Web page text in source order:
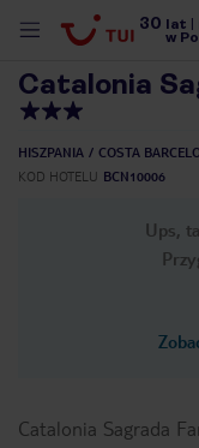
30 lat
w
Catalonia
HISZPANIA COSTA
KOD HOTELU BCN10006
Ups,
Catalonia Sagrada